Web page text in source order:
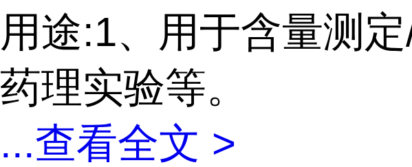
用途:1、用于含量测
药理实验等。
...查看全文 >